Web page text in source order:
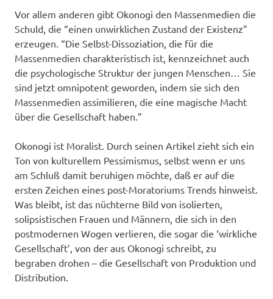
Vor allem anderen gibt Okonogi den Massenmedien die
Schuld, die “einen unwirklichen Zustand der Existenz”
erzeugen. “Die Selbst-Dissoziation, die für die
Massenmedien charakteristisch ist, kennzeichnet auch
die psychologische Struktur der jungen Menschen… Sie
sind jetzt omnipotent geworden, indem sie sich den
Massenmedien assimilieren, die eine magische Macht
über die Gesellschaft haben.”
Okonogi ist Moralist. Durch seinen Artikel zieht sich ein
Ton von kulturellem Pessimismus, selbst wenn er uns
am Schluß damit beruhigen möchte, daß er auf die
ersten Zeichen eines post-Moratoriums Trends hinweist.
Was bleibt, ist das nüchterne Bild von isolierten,
solipsistischen Frauen und Männern, die sich in den
postmodernen Wogen verlieren, die sogar die ‘wirkliche
Gesellschaft’, von der aus Okonogi schreibt, zu
begraben drohen – die Gesellschaft von Produktion und
Distribution.